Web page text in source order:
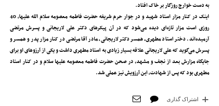
به دست خوارج روزگار بر خاک افتاد.
اینک در کنار مزار استاد شهید و در جوار حرم شریفه حضرت فاطمه معصومه سلام الله علیها، 40
روزی است مزار تازه‌ای دیده می‌شود که در آن پیکر‌های دکتر علی لاریجانی و پسرش مرتضی
آرمیده‌اند. دختر استاد مطهری، همسر دکتر لاریجانی، مادر آقا مرتضی در کنار مزار پدر و همسر و
پسرش می‌گوید که علی لاریجانی علاقه بسیار زیادی به استاد مطهری داشت و یکی از آرزوهای او برای
جایگاه مزارش بعد از نجف و مشهد، در صحن حضرت فاطمه معصومه علیها سلام و در کنار استاد
مطهری بود که پس از شهادت، این آرزویش نیز عملی شد.
اشتراک گذاری